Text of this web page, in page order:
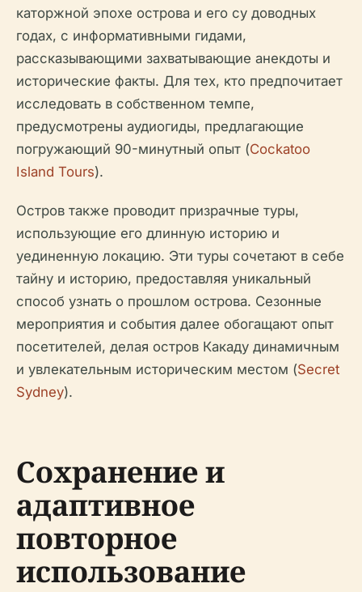
каторжной эпохе острова и его су доводных
годах, с информативными гидами,
рассказывающими захватывающие анекдоты и
исторические факты. Для тех, кто предпочитает
исследовать в собственном темпе,
предусмотрены аудиогиды, предлагающие
погружающий 90-минутный опыт (Cockatoo
Island Tours).
Остров также проводит призрачные туры,
использующие его длинную историю и
уединенную локацию. Эти туры сочетают в себе
тайну и историю, предоставляя уникальный
способ узнать о прошлом острова. Сезонные
мероприятия и события далее обогащают опыт
посетителей, делая остров Какаду динамичным
и увлекательным историческим местом (Secret
Sydney).
Сохранение и
адаптивное
повторное
использование